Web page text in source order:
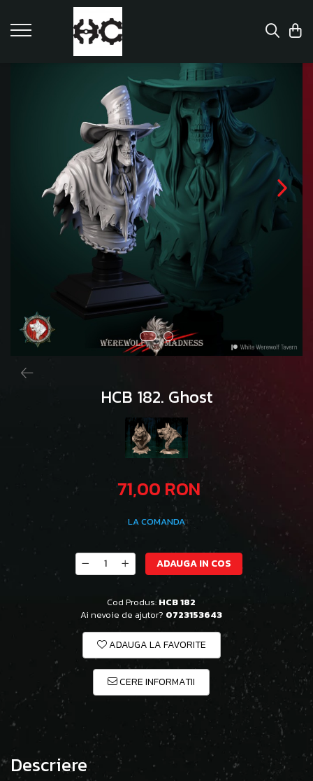
HCB 182. Ghost
71,00 RON
LA COMANDA
ADAUGA IN COS
Cod Produs: HCB 182
Ai nevoie de ajutor? 0723153643
ADAUGA LA FAVORITE
CERE INFORMATII
Descriere